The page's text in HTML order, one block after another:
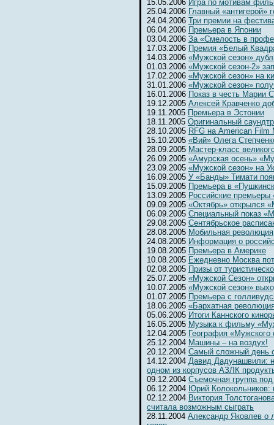
15.05.2006 Игра по мотивам
25.04.2006 Главный «антигерой»
24.04.2006 Три премии на
06.04.2006 Премьера в Японии
03.04.2006 За «Смелость в
17.03.2006 Премия «Белый
14.03.2006 «Мужской сезон»
01.03.2006 «Мужской сезон-2»
17.02.2006 «Мужской сезон» на
31.01.2006 «Мужской сезон»
16.01.2006 Показ в честь Марии
19.12.2005 Алексей Кравченко
19.11.2005 Премьера в Эстонии
18.11.2005 Оригинальный
28.10.2005 RFG на American Film
15.10.2005 «Вий» Олега
28.09.2005 Мастер-класс
26.09.2005 «Амурская осень»
23.09.2005 «Мужской сезон» на
16.09.2005 У «Банды» Тимати
15.09.2005 Премьера в
13.09.2005 Российские премьеры
09.09.2005 «Октябрь» открылся
06.09.2005 Специальный показ
29.08.2005 Сентябрьское
28.08.2005 Мобильная революция
24.08.2005 Информация о
19.08.2005 Премьера в Америке
10.08.2005 Ежедневно Москва
02.08.2005 Призы от
25.07.2005 «Мужской Сезон»
10.07.2005 «Мужской сезон»
01.07.2005 Премьера с
18.06.2005 «Бархатная
05.06.2005 Итоги Каннского
16.05.2005 Музыка к фильму
12.04.2005 География «Мужского
25.12.2004 Машины – на воздух!
20.12.2004 Самый сложный день
14.12.2004 Давид Дадунашвили:
одном из корпусов АЗЛК
09.12.2004 Съемочная группа
06.12.2004 Юрий Колокольников:
02.12.2004 Виктория
считала возможным сыграть
28.11.2004 Александр Яковлев о